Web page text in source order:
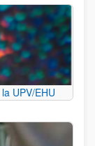
UPV/EHU